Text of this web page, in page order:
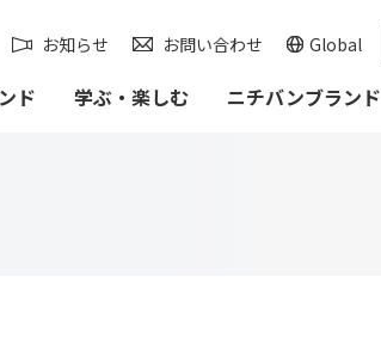
お知らせ お問い合わせ Global
ド 学ぶ・楽しむ ニチバンブランド